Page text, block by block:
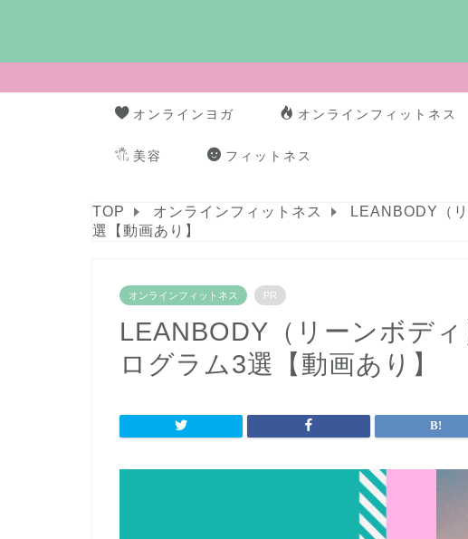
オンラインヨガ オンラインフィットネス
美容 フィットネス
TOP オンラインフィットネス
LEANBODY（
選【動画あり】
オンラインフィットネス PR
LEANBODY（リーンボデ
ログラム3選【動画あり】